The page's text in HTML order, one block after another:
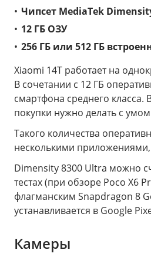
Чипсет MediaTek
12 ГБ ОЗУ
256 ГБ или 512 ГБ
Xiaomi 14T работает на
В сочетании с 12 ГБ
смартфона среднего
покупки нужно делать с
Такого количества
несколькими
Dimensity 8300 Ultra можно
тестах (при обзоре Poco X6
флагманским Snapdragon 8
устанавливается в Google
Камеры